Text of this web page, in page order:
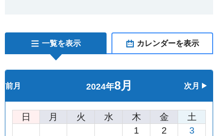
一覧を表示 カレンダーを表示
前月 2024年8月 次月
日 月 火 水 木 金
土
1
2
3